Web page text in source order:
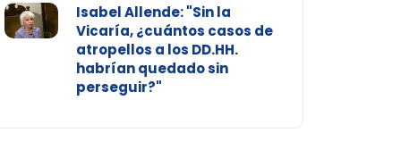
Isabel Allende: "Sin la
Vicaría, ¿cuántos casos de
atropellos a los DD.HH.
habrían quedado sin
perseguir?"